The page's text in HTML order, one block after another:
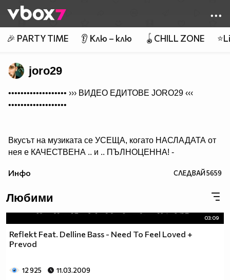
👾
🎉 PARTY TIME 👂 Клю – клю 🪀CHILL ZONE
joro29
••••••••••••••••••• ››› ВИДЕО ЕДИТОВЕ JORO29 ‹‹‹
•••••••••••••••••••
Вкусът на музиката се УСЕЩА, когато НАСЛАДАТА от
нея е КАЧЕСТВЕНА .. и .. ПЪЛНОЦЕННА! -
( ако желаеш да получиш нещо, което ще слушаш с
Инфо СЛЕДВАЙ5659
Любими
03:09
Reflekt Feat. Delline Bass - Need To Feel Loved +
Prevod
12 925 11.03.2009